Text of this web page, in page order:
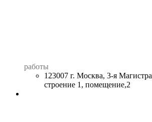
работы
123007 г. Москва, 3-я
строение 1, помещение,2